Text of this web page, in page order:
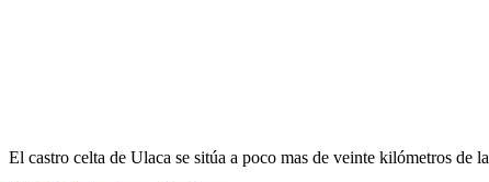
El castro celta de Ulaca se sitúa a poco mas de veinte kilómetros